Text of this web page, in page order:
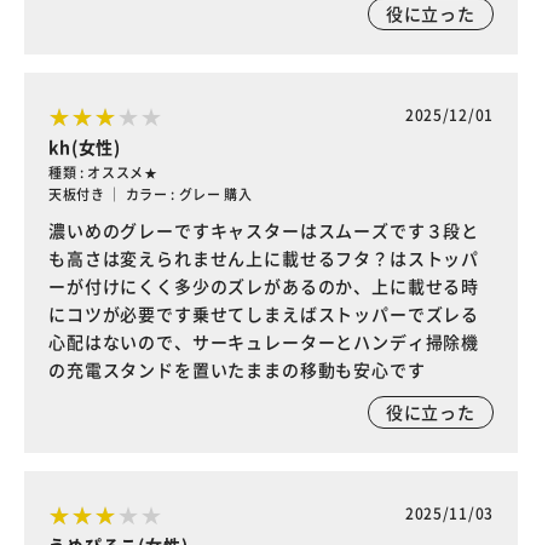
役に立った
2025/12/01
kh(女性)
種類 : オススメ★
天板付き ｜ カラー : グレー 購入
濃いめのグレーですキャスターはスムーズです３段と
も高さは変えられません上に載せるフタ？はストッパ
ーが付けにくく多少のズレがあるのか、上に載せる時
にコツが必要です乗せてしまえばストッパーでズレる
心配はないので、サーキュレーターとハンディ掃除機
の充電スタンドを置いたままの移動も安心です
役に立った
2025/11/03